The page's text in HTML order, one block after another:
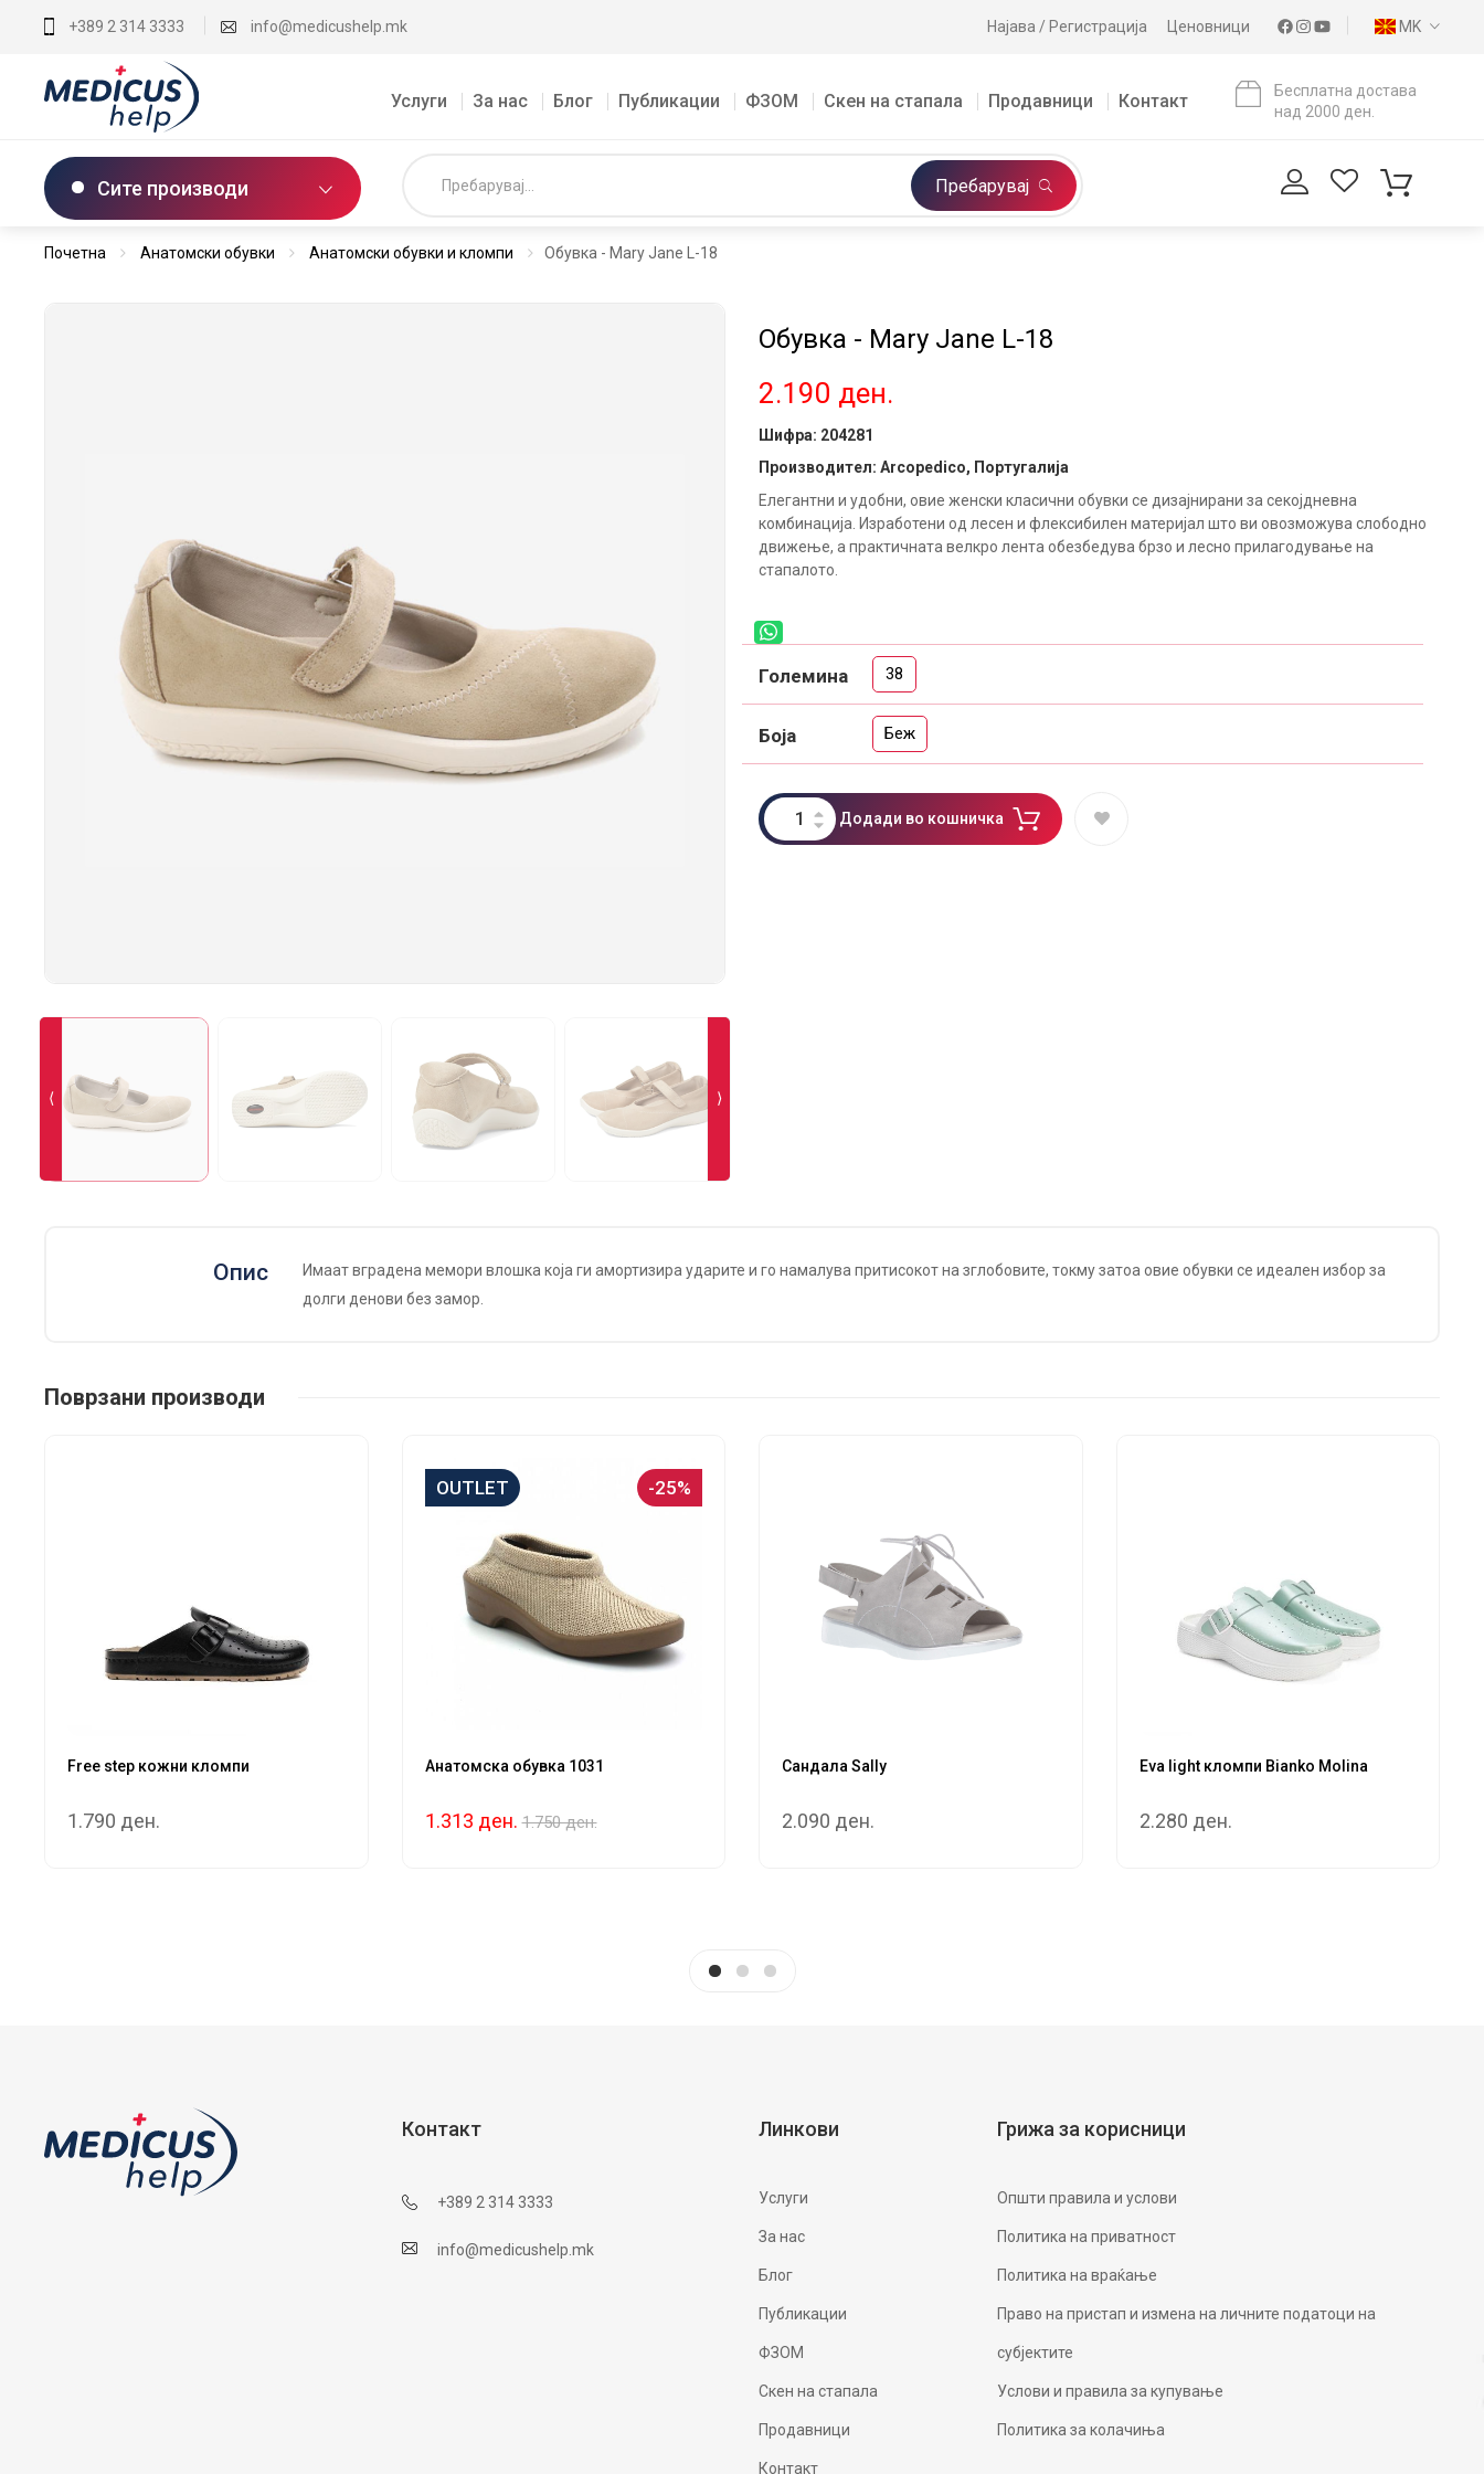
+389 2 314 3333 info@medicushelp.mk Најава / Регистрација Ценовници MK
Услуги За нас Блог Публикации ФЗОМ Скен на стапала Продавници Контакт
Бесплатна достава
над 2000 ден.
Сите производи Пребарувај
Почетна Анатомски обувки Анатомски обувки и кломпи Обувка - Mary Jane L-18
⟨ ⟩
Обувка - Mary Jane L-18
2.190 ден.
Шифра: 204281
Производител: Arcopedico, Португалија
Елегантни и удобни, овие женски класични обувки се дизајнирани за секојдневна
комбинација. Изработени од лесен и флексибилен материјал што ви овозможува слободно
движење, а практичната велкро лента обезбедува брзо и лесно прилагодување на
стапалото.
Големина 38
Боја Беж
Додади во кошничка
Опис
Имаат вградена мемори влошка која ги амортизира ударите и го намалува притисокот на зглобовите, токму затоа овие обувки се идеален избор за
долги денови без замор.
Поврзани производи
Free step кожни кломпи
1.790 ден.
OUTLET -25%
Анатомска обувка 1031
1.313 ден.1.750 ден.
Сандала Sally
2.090 ден.
Eva light кломпи Bianko Molina
2.280 ден.
Контакт
+389 2 314 3333
info@medicushelp.mk
Линкови
Услуги
За нас
Блог
Публикации
ФЗОМ
Скен на стапала
Продавници
Контакт
Грижа за корисници
Општи правила и услови
Политика на приватност
Политика на враќање
Право на пристап и измена на личните податоци на
субјектите
Услови и правила за купување
Политика за колачиња